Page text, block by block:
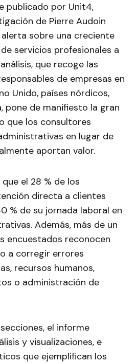
publicado por Unit4,
de Pierre Audoin
alerta sobre una creciente
servicios profesionales a
que recoge las
de empresas en
Unido, países nórdicos,
pone de manifiesto la gran
que los consultores
en lugar de
aportan valor.
el 28 % de los
directa a clientes
% de su jornada laboral en
Además, más de un
encuestados reconocen
a corregir errores
recursos humanos,
o administración de
el informe
y visualizaciones, e
que ejemplifican los